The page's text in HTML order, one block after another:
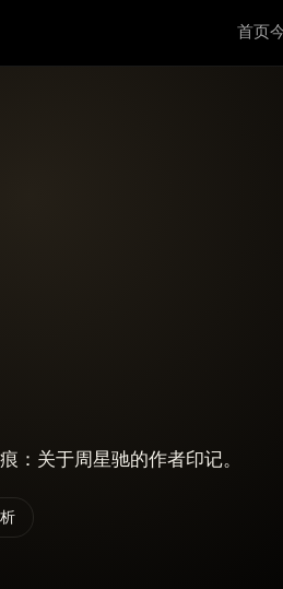
首页
：关于周星驰的作者印记。